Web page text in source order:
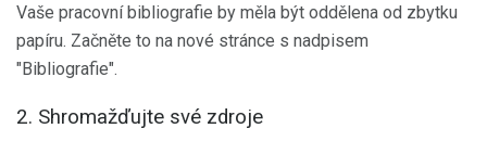
Vaše pracovní bibliografie by měla být oddělena od zbytku
papíru. Začněte to na nové stránce s nadpisem
"Bibliografie".
2. Shromažďujte své zdroje